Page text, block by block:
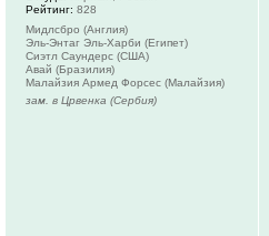
Рейтинг: 828
Мидлсбро (Англия)
Эль-Энтаг Эль-Харби (Египет)
Сиэтл Саундерс (США)
Авай (Бразилия)
Малайзия Армед Форсес (Малайзия)
зам. в Црвенка (Сербия)